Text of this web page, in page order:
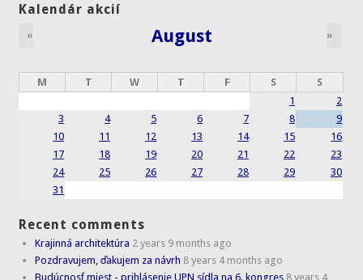
Kalendár akcií
August
« »
M T W T F S
S
1
2
3
4 5 6 7 8
9
10
11 12 13 14 15
16
17
18 19 20 21 22
23
24
25 26 27 28 29
30
31
Recent comments
Krajinná architektúra 2 years 9 months ago
Pozdravujem, ďakujem za návrh 8 years 4 months ago
Budúcnosť miest - prihlásenie UPN sídla na 6. kongres 8 years 4